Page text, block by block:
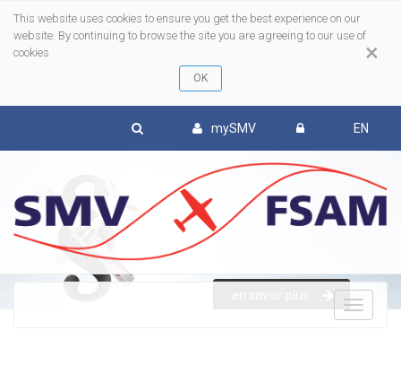
×
This website uses cookies to ensure you get the best experience on our
website. By continuing to browse the site you are agreeing to our use of
cookies
mySMV EN